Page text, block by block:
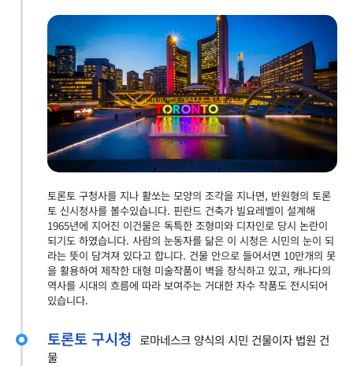
토론토 구청사를 지나 활쏘는 모양의 조각을 지나면, 반원형의 토론
토 신시청사를 볼수있습니다. 핀란드 건축가 빌요레벨이 설계해
1965년에 지어진 이건물은 독특한 조형미와 디자인로 당시 논란이
되기도 하였습니다. 사람의 눈동자를 닮은 이 시청은 시민의 눈이 되
라는 뜻이 담겨져 있다고 합니다. 건물 안으로 들어서면 10만개의 못
을 활용하여 제작한 대형 미술작품이 벽을 장식하고 있고, 캐나다의
역사를 시대의 흐름에 따라 보여주는 거대한 자수 작품도 전시되어
있습니다.
토론토 구시청 로마네스크 양식의 시민 건물이자 법원 건
물